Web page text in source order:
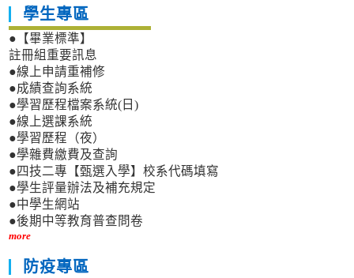
學生專區
●【畢業標準】
註冊組重要訊息
●線上申請重補修
●成績查詢系統
●學習歷程檔案系統(日)
●線上選課系統
●學習歷程（夜）
●學雜費繳費及查詢
●四技二專【甄選入學】校系代碼填寫
●學生評量辦法及補充規定
●中學生網站
●後期中等教育普查問卷
more
防疫專區